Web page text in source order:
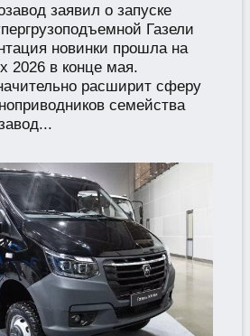
заявил о запуске
Газели
новинки прошла на
2026 в конце мая.
расширит сферу
семейства